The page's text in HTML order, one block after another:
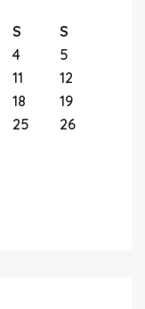
S
S
4
5
11
12
18
19
25
26